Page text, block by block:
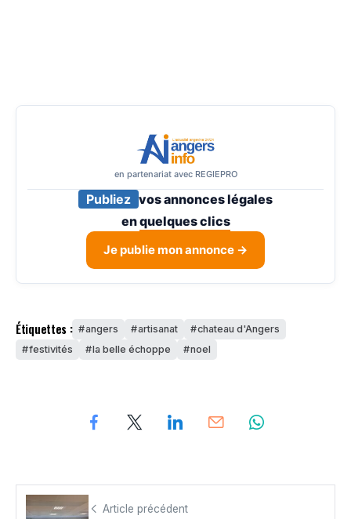
en partenariat avec REGIEPRO
Publiez vos annonces légales
enquelques clics
Je publie mon annonce →
Étiquettes : angers artisanat
chateau d'Angers
festivités
la belle échoppe noel
Article précédent